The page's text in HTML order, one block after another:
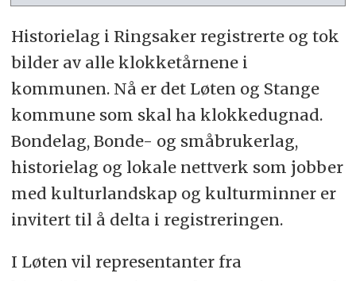
Historielag i Ringsaker registrerte og tok
bilder av alle klokketårnene i
kommunen. Nå er det Løten og Stange
kommune som skal ha klokkedugnad.
Bondelag, Bonde- og småbrukerlag,
historielag og lokale nettverk som jobber
med kulturlandskap og kulturminner er
invitert til å delta i registreringen.
I Løten vil representanter fra